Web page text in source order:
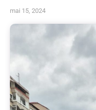
mai 15, 2024